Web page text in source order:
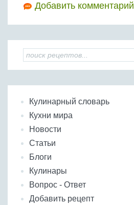
Добавить комментарий
Кулинарный словарь
Кухни мира
Новости
Статьи
Блоги
Кулинары
Вопрос - Ответ
Добавить рецепт